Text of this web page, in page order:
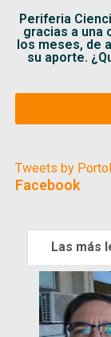
Periferia
gracias a una
los meses, de
su aporte.
Tweets by
Facebook
Las más